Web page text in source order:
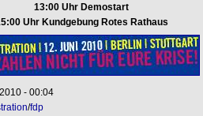
13:00 Uhr Demostart
Uhr Kundgebung Rotes Rathaus
- 00:04
/fdp